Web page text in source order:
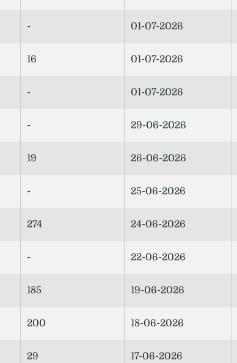
- 01-07-2026
16 01-07-2026
- 01-07-2026
- 29-06-2026
19 26-06-2026
- 25-06-2026
274 24-06-2026
- 22-06-2026
185 19-06-2026
200 18-06-2026
29 17-06-2026